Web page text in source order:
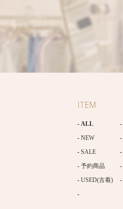
ITEM
ALL
NEW
SALE
予約商品
USED(古着)